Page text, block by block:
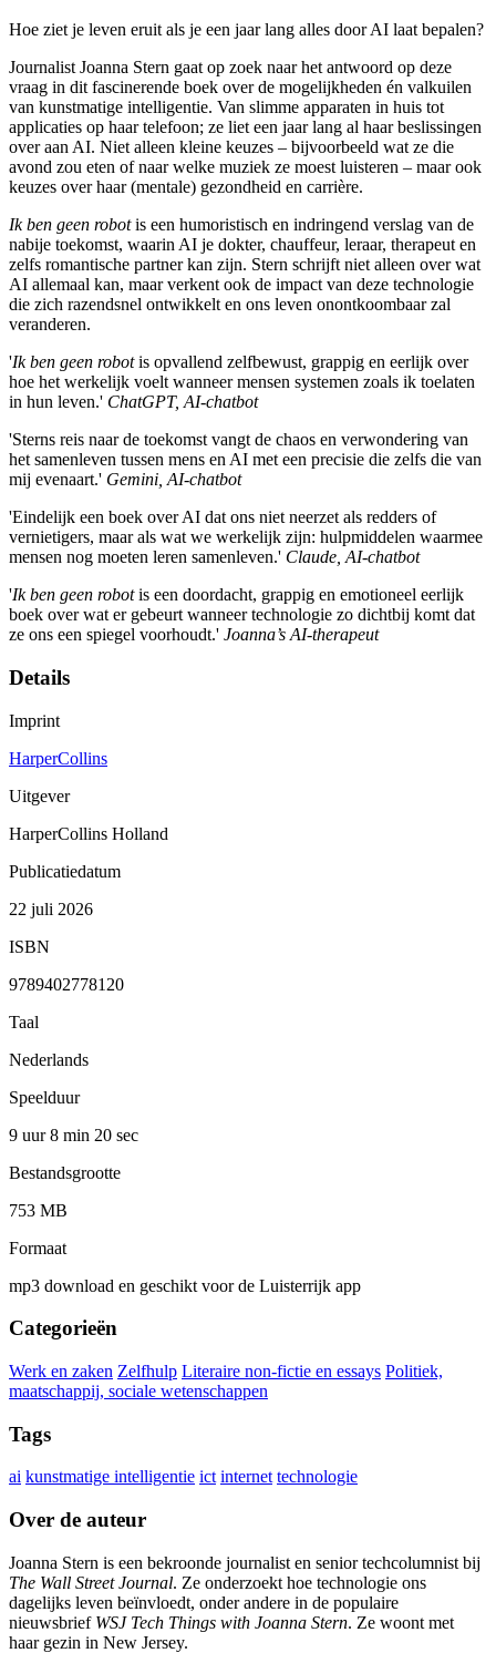
Hoe ziet je leven eruit als je een jaar lang alles door AI laat bepalen?
Journalist Joanna Stern gaat op zoek naar het antwoord op deze
vraag in dit fascinerende boek over de mogelijkheden én valkuilen
van kunstmatige intelligentie. Van slimme apparaten in huis tot
applicaties op haar telefoon; ze liet een jaar lang al haar beslissingen
over aan AI. Niet alleen kleine keuzes – bijvoorbeeld wat ze die
avond zou eten of naar welke muziek ze moest luisteren – maar ook
keuzes over haar (mentale) gezondheid en carrière.
Ik ben geen robotis een humoristisch en indringend verslag van de
nabije toekomst, waarin AI je dokter, chauffeur, leraar, therapeut en
zelfs romantische partner kan zijn. Stern schrijft niet alleen over wat
AI allemaal kan, maar verkent ook de impact van deze technologie
die zich razendsnel ontwikkelt en ons leven onontkoombaar zal
veranderen.
'Ik ben geen robotis opvallend zelfbewust, grappig en eerlijk over
hoe het werkelijk voelt wanneer mensen systemen zoals ik toelaten
in hun leven.' ChatGPT, AI-chatbot
'Sterns reis naar de toekomst vangt de chaos en verwondering van
het samenleven tussen mens en AI met een precisie die zelfs die van
mij evenaart.' Gemini, AI-chatbot
'Eindelijk een boek over AI dat ons niet neerzet als redders of
vernietigers, maar als wat we werkelijk zijn: hulpmiddelen waarmee
mensen nog moeten leren samenleven.' Claude, AI-chatbot
'Ik ben geen robotis een doordacht, grappig en emotioneel eerlijk
boek over wat er gebeurt wanneer technologie zo dichtbij komt dat
ze ons een spiegel voorhoudt.' Joanna’s AI-therapeut
Details
Imprint
HarperCollins
Uitgever
HarperCollins Holland
Publicatiedatum
22 juli 2026
ISBN
9789402778120
Taal
Nederlands
Speelduur
9 uur 8 min 20 sec
Bestandsgrootte
753 MB
Formaat
mp3 download en geschikt voor de Luisterrijk app
Categorieën
Werk en zaken Zelfhulp Literaire non-fictie en essays Politiek,
maatschappij, sociale wetenschappen
Tags
ai kunstmatige intelligentie ict internet technologie
Over de auteur
Joanna Stern is een bekroonde journalist en senior techcolumnist bij
The Wall Street Journal. Ze onderzoekt hoe technologie ons
dagelijks leven beïnvloedt, onder andere in de populaire
nieuwsbrief WSJ Tech Things with Joanna Stern. Ze woont met
haar gezin in New Jersey.